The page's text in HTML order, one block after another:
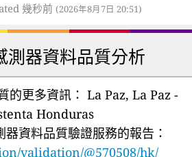
幾秒前 (2026年8月7日 20:51)
器資料品質分析
的更多資訊： La Paz, La Paz -
Honduras
資料品質驗證服務的報告：
validation/@570508/hk/